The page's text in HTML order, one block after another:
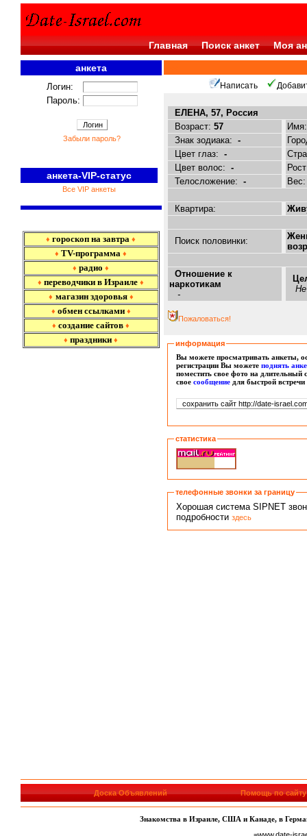
Главная Поиск анкет Моя
анкета
Логин:
Пароль:
Забыли пароль?
анкета-VIP-статус
Все VIP анкеты
♦ гороскоп на завтра ♦
♦ TV-программа ♦
♦ радио ♦
♦ переводчики в Израиле ♦
♦ магазин здоровья ♦
♦ обмен ссылками ♦
♦ создание сайтов ♦
♦ праздники ♦
Написать
ЕЛЕНА, 57, Россия
Возраст: 57
Знак зодиака: -
Цвет глаз: -
Цвет волос: -
Телосложение: -
Квартира:
Поиск половинки:
Отношение к
наркотикам
-
Пожаловаться!
информация
Вы можете просматривать анкеты,
регистрации Вы можетеподнять
поместить свое фото на длительный
своесообщение для быстрой
статистика
телефонные звонки за границу
Хорошая система SIPNET
подробностиздесь
Доска Объявлений Помощь по сайту
Знакомства в Израиле, США и Канаде, в
=www.date-